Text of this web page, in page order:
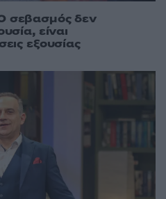
σεβασμός δεν
είναι
εξουσίας